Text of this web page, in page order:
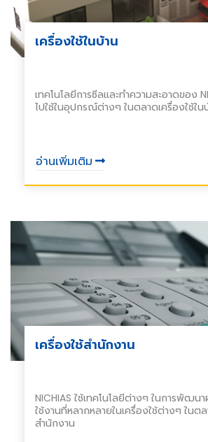
เครื่องใช้ในบ้าน
เทคโนโลยีการซีลและทำความสะอาดของ
ไปใช้ในอุปกรณ์ต่างๆ ในตลาดเครื่องใช้ใน
อ่านเพิ่มเติม
เครื่องใช้สำนักงาน
NICHIAS ใช้เทคโนโลยีต่างๆ ในการพัฒ
ใช้งานที่หลากหลายในเครื่องใช้ต่างๆ ใน
สำนักงาน